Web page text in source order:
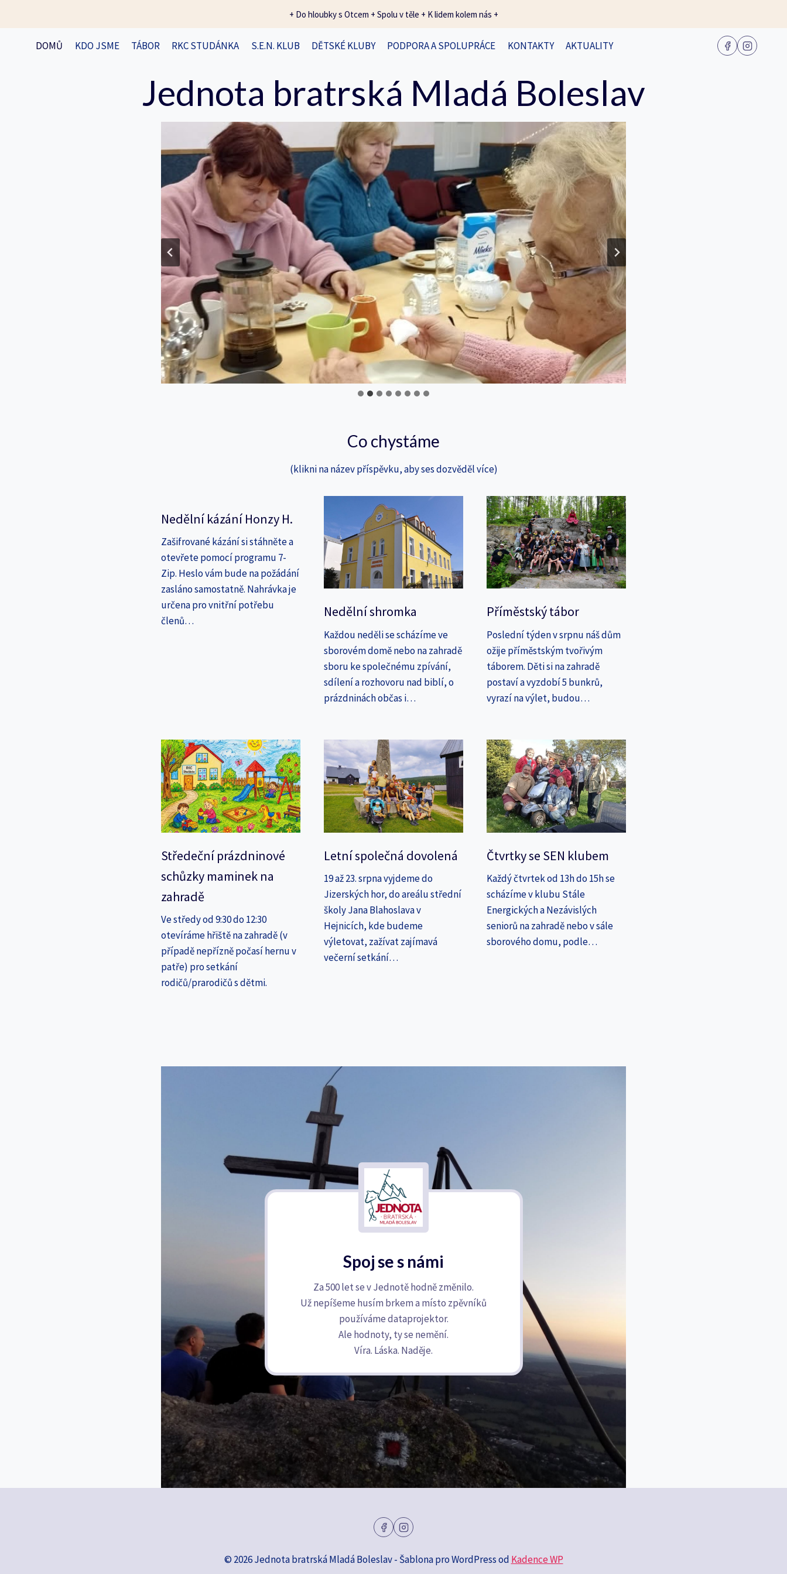
+ Do hloubky s Otcem + Spolu v těle + K lidem kolem nás +
DOMŮ KDO JSME TÁBOR RKC STUDÁNKA S.E.N. KLUB DĚTSKÉ KLUBY PODPORA A SPOLUPRÁCE KONTAKTY AKTUALITY
Jednota bratrská Mladá Boleslav
Co chystáme
(klikni na název příspěvku, aby ses dozvěděl více)
Nedělní kázání Honzy H.
Zašifrované kázání si stáhněte a
otevřete pomocí programu 7-
Zip. Heslo vám bude na požádání
zasláno samostatně. Nahrávka je
určena pro vnitřní potřebu
členů…
Nedělní shromka
Každou neděli se scházíme ve
sborovém domě nebo na zahradě
sboru ke společnému zpívání,
sdílení a rozhovoru nad biblí, o
prázdninách občas i…
Příměstský tábor
Poslední týden v srpnu náš dům
ožije příměstským tvořivým
táborem. Děti si na zahradě
postaví a vyzdobí 5 bunkrů,
vyrazí na výlet, budou…
Středeční prázdninové
schůzky maminek na
zahradě
Ve středy od 9:30 do 12:30
otevíráme hřiště na zahradě (v
případě nepřízně počasí hernu v
patře) pro setkání
rodičů/prarodičů s dětmi.
Letní společná dovolená
19 až 23. srpna vyjdeme do
Jizerských hor, do areálu střední
školy Jana Blahoslava v
Hejnicích, kde budeme
výletovat, zažívat zajímavá
večerní setkání…
Čtvrtky se SEN klubem
Každý čtvrtek od 13h do 15h se
scházíme v klubu Stále
Energických a Nezávislých
seniorů na zahradě nebo v sále
sborového domu, podle…
Spoj se s námi
Za 500 let se v Jednotě hodně změnilo.
Už nepíšeme husím brkem a místo zpěvníků
používáme dataprojektor.
Ale hodnoty, ty se nemění.
Víra. Láska. Naděje.
© 2026 Jednota bratrská Mladá Boleslav - Šablona pro WordPress od Kadence WP